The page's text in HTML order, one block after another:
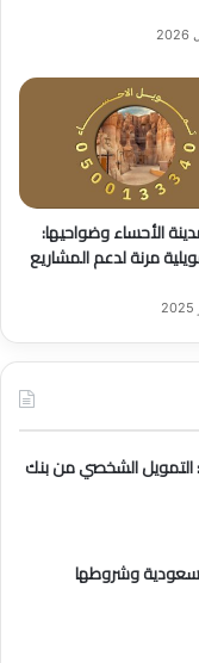
الأحساء وضواحيها:
مرنة لدعم المشاريع
التمويل الشخصي من بنك
وشروطها